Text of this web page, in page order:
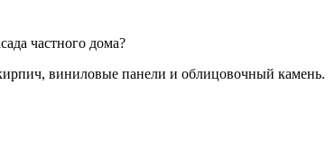
частного дома?
виниловые панели и облицовочный камень.